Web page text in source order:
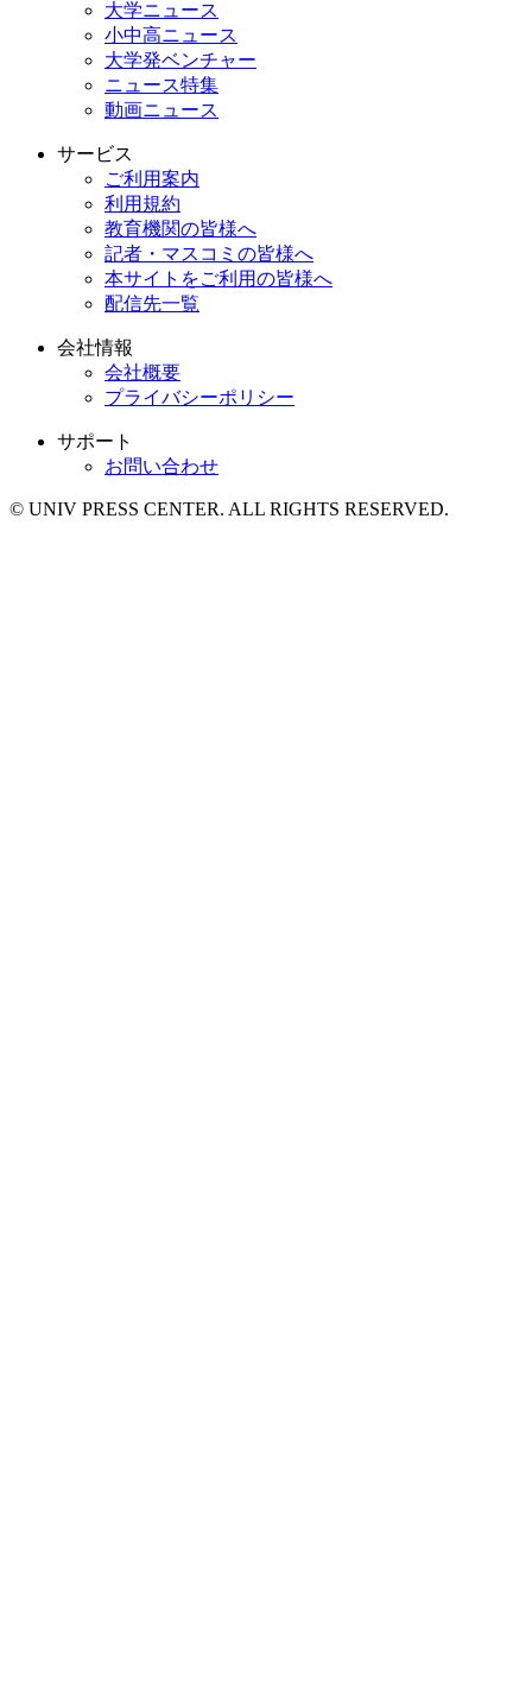
大学ニュース
小中高ニュース
大学発ベンチャー
ニュース特集
動画ニュース
サービス
ご利用案内
利用規約
教育機関の皆様へ
記者・マスコミの皆様へ
本サイトをご利用の皆様へ
配信先一覧
会社情報
会社概要
プライバシーポリシー
サポート
お問い合わせ
© UNIV PRESS CENTER. ALL RIGHTS RESERVED.